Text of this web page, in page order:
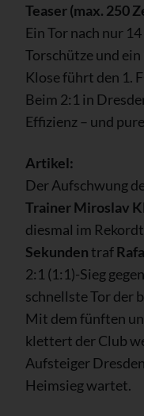
Teaser (max. 250
Ein Tor nach nur
Torschütze und
Klose führt den 1.
Beim 2:1 in
Effizienz – und
Artikel:
Der Aufschwung
Trainer Miroslav
diesmal im
Sekunden traf
2:1 (1:1)-Sieg gegen
schnellste Tor der
Mit dem fünften
klettert der Club
Aufsteiger
Heimsieg wartet.